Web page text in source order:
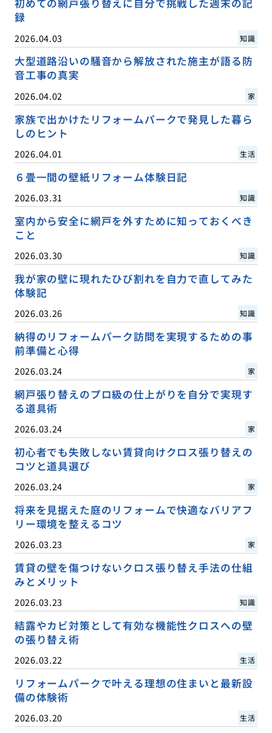
初めての網戸張り替えに自分で挑戦した週末の記
録
2026.04.03 知識
大型道路沿いの騒音から解放された施主が語る防
音工事の真実
2026.04.02 家
家族で出かけたリフォームパークで発見した暮ら
しのヒント
2026.04.01 生活
６畳一間の壁紙リフォーム体験日記
2026.03.31 知識
室内から安全に網戸を外すために知っておくべき
こと
2026.03.30 知識
我が家の壁に現れたひび割れを自力で直してみた
体験記
2026.03.26 知識
納得のリフォームパーク訪問を実現するための事
前準備と心得
2026.03.24 家
網戸張り替えのプロ級の仕上がりを自分で実現す
る道具術
2026.03.24 家
初心者でも失敗しない賃貸向けクロス張り替えの
コツと道具選び
2026.03.24 家
将来を見据えた庭のリフォームで快適なバリアフ
リー環境を整えるコツ
2026.03.23 家
賃貸の壁を傷つけないクロス張り替え手法の仕組
みとメリット
2026.03.23 知識
結露やカビ対策として有効な機能性クロスへの壁
の張り替え術
2026.03.22 生活
リフォームパークで叶える理想の住まいと最新設
備の体験術
2026.03.20 生活